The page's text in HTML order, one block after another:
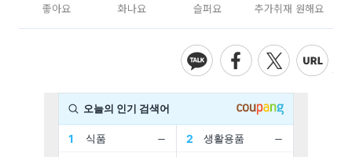
좋아요 화나요 슬퍼요 추가취재 원해요